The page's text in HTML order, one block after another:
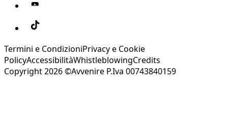
Termini e CondizioniPrivacy e Cookie
PolicyAccessibilitàWhistleblowingCredits
Copyright 2026 ©Avvenire P.Iva 00743840159